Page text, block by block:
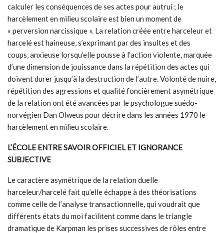
calculer les conséquences de ses actes pour autrui ; le
harcèlement en milieu scolaire est bien un moment de
« perversion narcissique ». La relation créée entre harceleur et
harcelé est haineuse, s’exprimant par des insultes et des
coups, anxieuse lorsqu’elle pousse à l’action violente, marquée
d’une dimension de jouissance dans la répétition des actes qui
doivent durer jusqu’à la destruction de l’autre. Volonté de nuire,
répétition des agressions et qualité foncièrement asymétrique
de la relation ont été avancées par le psychologue suédo-
norvégien Dan Olweus pour décrire dans les années 1970 le
harcèlement en milieu scolaire.
L’ÉCOLE ENTRE SAVOIR OFFICIEL ET IGNORANCE
SUBJECTIVE
Le caractère asymétrique de la relation duelle
harceleur/harcelé fait qu’elle échappe à des théorisations
comme celle de l’analyse transactionnelle, qui voudrait que
différents états du moi facilitent comme dans le triangle
dramatique de Karpman les prises successives de rôles entre